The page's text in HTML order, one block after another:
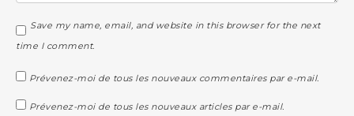
Save my name, email, and website in this browser for the next
time I comment.
Prévenez-moi de tous les nouveaux commentaires par e-mail.
Prévenez-moi de tous les nouveaux articles par e-mail.